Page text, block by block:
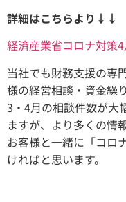
詳細はこちらより↓↓
経済産業省コロナ対策
当社でも財務支援の専
様の経営相談・資金繰
3・4月の相談件数が大
ますが、より多くの情
お客様と一緒に「コロ
ければと思います。